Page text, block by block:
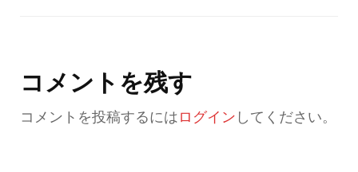
コメントを残す
コメントを投稿するには ログイン してください。